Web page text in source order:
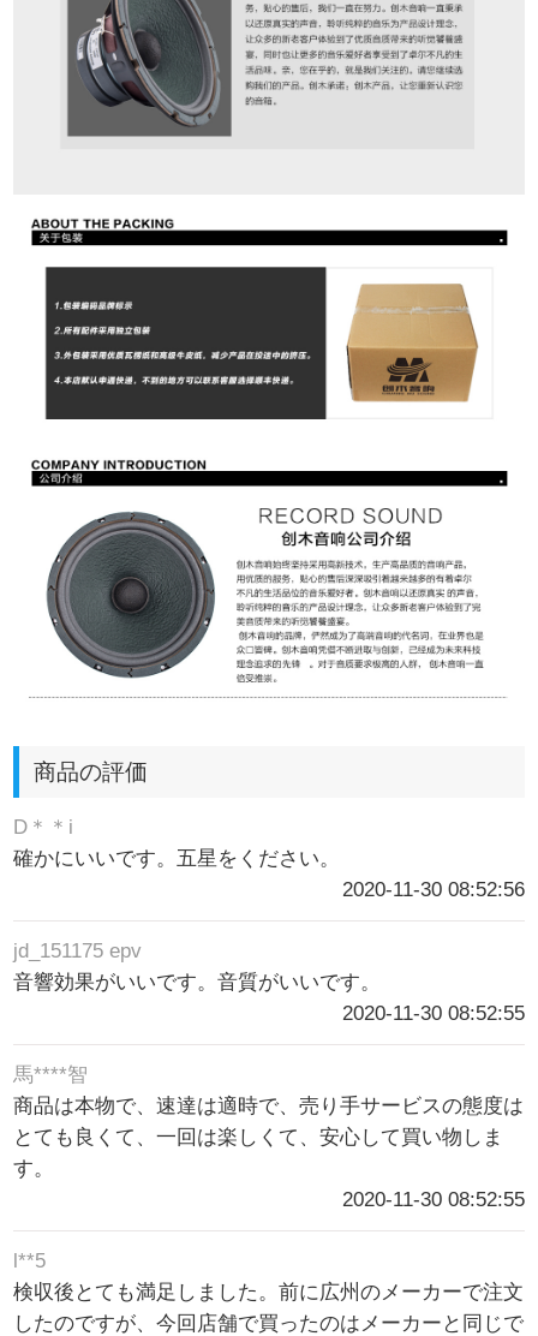
商品の評価
D＊＊i
確かにいいです。五星をください。
2020-11-30 08:52:56
jd_151175 epv
音響効果がいいです。音質がいいです。
2020-11-30 08:52:55
馬****智
商品は本物で、速達は適時で、売り手サービスの態度は
とても良くて、一回は楽しくて、安心して買い物しま
す。
2020-11-30 08:52:55
l**5
検収後とても満足しました。前に広州のメーカーで注文
したのですが、今回店舗で買ったのはメーカーと同じで